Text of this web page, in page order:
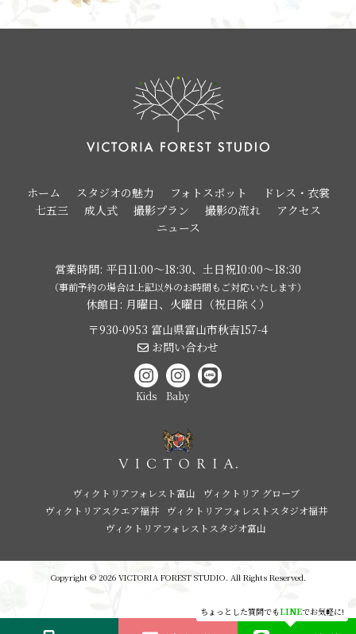
ホーム スタジオの魅力 フォトスポット
ドレス・衣裳
七五三
成人式 撮影プラン 撮影の流れ
アクセス
ニュース
営業時間: 平日11:00〜18:30、土日祝10:00〜18:30
（事前予約の場合は上記以外のお時間もご対応いたします）
休館日: 月曜日、火曜日（祝日除く）
〒930-0953 富山県富山市秋吉157-4
お問い合わせ
Kids Baby
ヴィクトリアフォレスト富山
ヴィクトリア グローブ
ヴィクトリアスクエア福井
ヴィクトリアフォレストスタジオ福井
ヴィクトリアフォレストスタジオ富山
Copyright © 2026 VICTORIA FOREST STUDIO. All Rights Reserved.
ちょっとした質問でもLINEでお気軽に!